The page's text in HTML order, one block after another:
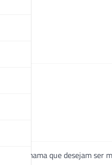
de mama que desejam